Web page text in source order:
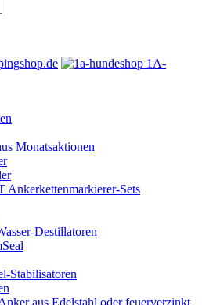
1A-
Monatsaktionen
Sets
Destillatoren
Stabilisatoren
aus Edelstahl oder feuerverzinkt